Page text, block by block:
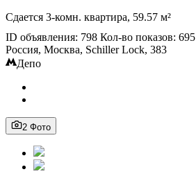
Сдается 3-комн. квартира, 59.57 м²
ID объявления: 798 Кол-во показов: 695
Россия, Москва, Schiller Lock, 383
Депо
2 Фото